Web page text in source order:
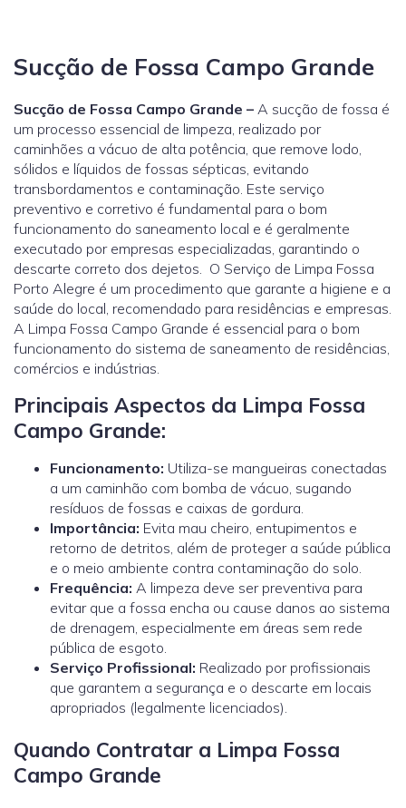
Sucção de Fossa Campo Grande
Sucção de Fossa Campo Grande – A sucção de fossa é
um processo essencial de limpeza, realizado por
caminhões a vácuo de alta potência, que remove lodo,
sólidos e líquidos de fossas sépticas, evitando
transbordamentos e contaminação. Este serviço
preventivo e corretivo é fundamental para o bom
funcionamento do saneamento local e é geralmente
executado por empresas especializadas, garantindo o
descarte correto dos dejetos. O Serviço de Limpa Fossa
Porto Alegre é um procedimento que garante a higiene e a
saúde do local, recomendado para residências e empresas.
A Limpa Fossa Campo Grande é essencial para o bom
funcionamento do sistema de saneamento de residências,
comércios e indústrias.
Principais Aspectos da Limpa Fossa
Campo Grande:
Funcionamento: Utiliza-se mangueiras conectadas
a um caminhão com bomba de vácuo, sugando
resíduos de fossas e caixas de gordura.
Importância: Evita mau cheiro, entupimentos e
retorno de detritos, além de proteger a saúde pública
e o meio ambiente contra contaminação do solo.
Frequência: A limpeza deve ser preventiva para
evitar que a fossa encha ou cause danos ao sistema
de drenagem, especialmente em áreas sem rede
pública de esgoto.
Serviço Profissional: Realizado por profissionais
que garantem a segurança e o descarte em locais
apropriados (legalmente licenciados).
Quando Contratar a Limpa Fossa
Campo Grande